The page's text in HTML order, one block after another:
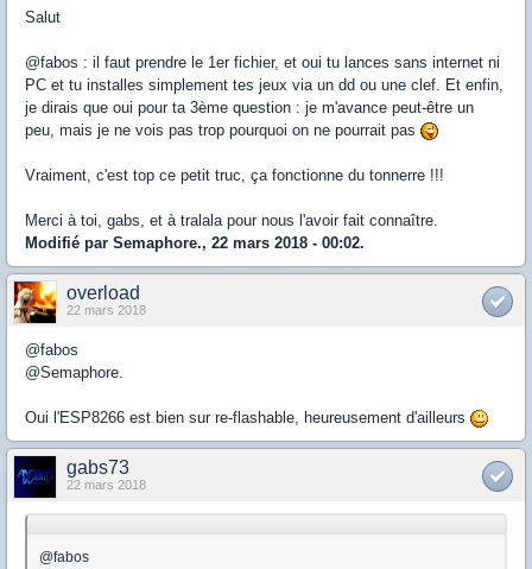
Salut
@fabos : il faut prendre le 1er fichier, et oui tu lances sans internet ni
PC et tu installes simplement tes jeux via un dd ou une clef. Et enfin,
je dirais que oui pour ta 3ème question : je m'avance peut-être un
peu, mais je ne vois pas trop pourquoi on ne pourrait pas
Vraiment, c'est top ce petit truc, ça fonctionne du tonnerre !!!
Merci à toi, gabs, et à tralala pour nous l'avoir fait connaître.
Modifié par Semaphore., 22 mars 2018 - 00:02.
overload
22 mars 2018
@fabos
@Semaphore.
Oui l'ESP8266 est bien sur re-flashable, heureusement d'ailleurs
gabs73
22 mars 2018
@fabos